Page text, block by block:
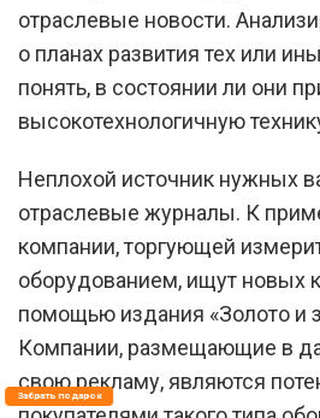
отраслевые новости.
о планах развития тех или
понять, в состоянии ли они
высокотехнологичную
Неплохой источник нужных
отраслевые журналы. К
компании, торгующей
оборудованием, ищут новых
помощью издания «Золото и
Компании, размещающие в
свою рекламу, являются
Забрать подарок